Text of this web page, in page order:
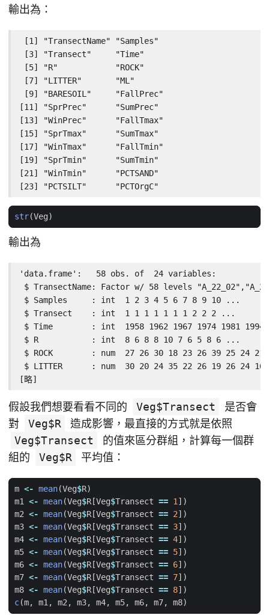
輸出為：
[1] "TransectName" "Samples"
[3] "Transect"     "Time"
[5] "R"            "ROCK"
[7] "LITTER"       "ML"
[9] "BARESOIL"     "FallPrec"
[11] "SprPrec"      "SumPrec"
[13] "WinPrec"      "FallTmax"
[15] "SprTmax"      "SumTmax"
[17] "WinTmax"      "FallTmin"
[19] "SprTmin"      "SumTmin"
[21] "WinTmin"      "PCTSAND"
[23] "PCTSILT"      "PCTOrgC"
str(Veg)
輸出為
'data.frame':	58 obs. of  24 variables:
$ TransectName: Factor w/ 58 levels
$ Samples     : int  1 2 3 4 5 6 7 8 9 10 ...
$ Transect    : int  1 1 1 1 1 1 1 2 2 2 ...
$ Time        : int  1958 1962 1967 1974 1981 1994
$ R           : int  8 6 8 8 10 7 6 5 8 6 ...
$ ROCK        : num  27 26 30 18 23 26 39 25 24
$ LITTER      : num  30 20 24 35 22 26 19 26 24
[略]
假設我們想要看看不同的 Veg$Transect
是否會
對
Veg$R
造成影響，最直接的方式就是依照
Veg$Transect
的值來區分群組，計算每一個群
組的
Veg$R 平均值：
m <- mean(Veg$R)
m1
<- mean(Veg$R[Veg$Transect == 1 ] )
m2 <- mean(Veg$R[Veg$Transect == 2] )
m3 <- mean(Veg$R[Veg$Transect == 3] )
m4 <- mean(Veg$R[Veg$Transect == 4] )
m5 <- mean(Veg$R[Veg$Transect == 5] )
m6 <- mean(Veg$R[Veg$Transect == 6] )
m7 <- mean(Veg$R[Veg$Transect == 7] )
m8 <- mean(Veg$R[Veg$Transect == 8] )
c(m, m1 , m2 , m3, m4, m5, m6, m7, m8)